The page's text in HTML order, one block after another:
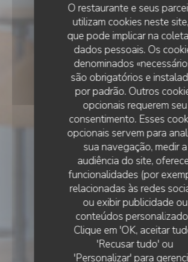
O restaurante e seus
utilizam cookies neste
que pode implicar na
dados pessoais. Os
denominados
são obrigatórios e
por padrão. Outros
opcionais requerem seu
consentimento. Esses
opcionais servem para
sua navegação, medir a
audiência do site,
funcionalidades (por
relacionadas às redes
ou exibir publicidade ou
conteúdos
Clique em 'OK, aceitar
'Recusar tudo' ou
'Personalizar' para
• DAMPIERRE-EN-
Les17